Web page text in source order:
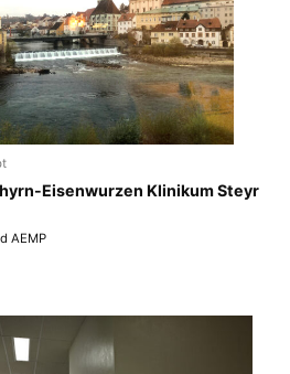
Eisenwurzen Klinikum Steyr
AEMP